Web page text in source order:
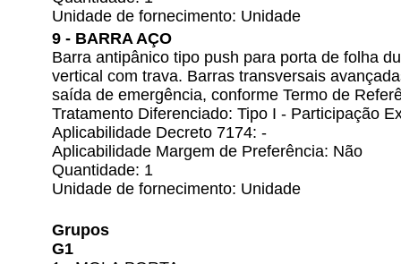
Unidade de fornecimento: Unidade
9 - BARRA AÇO
Barra antipânico tipo push para porta de folha
vertical com trava. Barras transversais
saída de emergência, conforme Termo de
Tratamento Diferenciado: Tipo I - Participação
Aplicabilidade Decreto 7174: -
Aplicabilidade Margem de Preferência: Não
Quantidade: 1
Unidade de fornecimento: Unidade
Grupos
G1